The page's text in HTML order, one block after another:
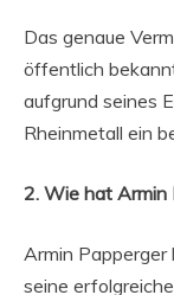
Das genaue
öffentlich
aufgrund seines
Rheinmetall ein
2. Wie hat Armin
Armin Papperger
seine